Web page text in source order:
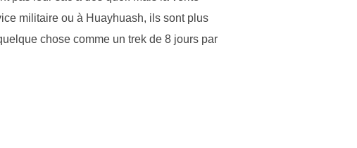
militaire ou à Huayhuash, ils sont plus
chose comme un trek de 8 jours par